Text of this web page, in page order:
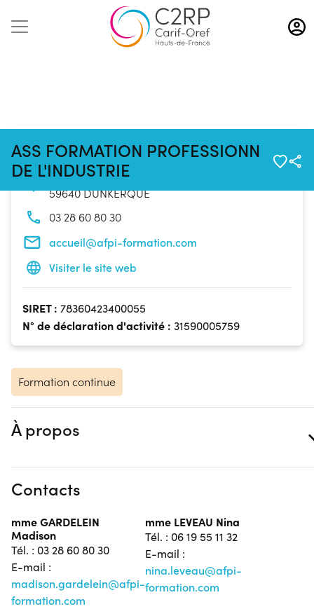
Aller
au
contenu
ASS FORMATION PROFESSIONN
DE L'INDUSTRIE
Coordonnées de l'organisme
289 Rue de Rome
59640 DUNKERQUE
03 28 60 80 30
accueil@afpi-formation.com
Visiter le site web
SIRET : 78360423400055
N° de déclaration d'activité : 31590005759
Formation continue
À propos
Contacts
mme GARDELEIN
Madison
Tél. : 03 28 60 80 30
E-mail :
madison.gardelein@afpi-
formation.com
mme LEVEAU Nina
Tél. : 06 19 55 11 32
E-mail :
nina.leveau@afpi-
formation.com